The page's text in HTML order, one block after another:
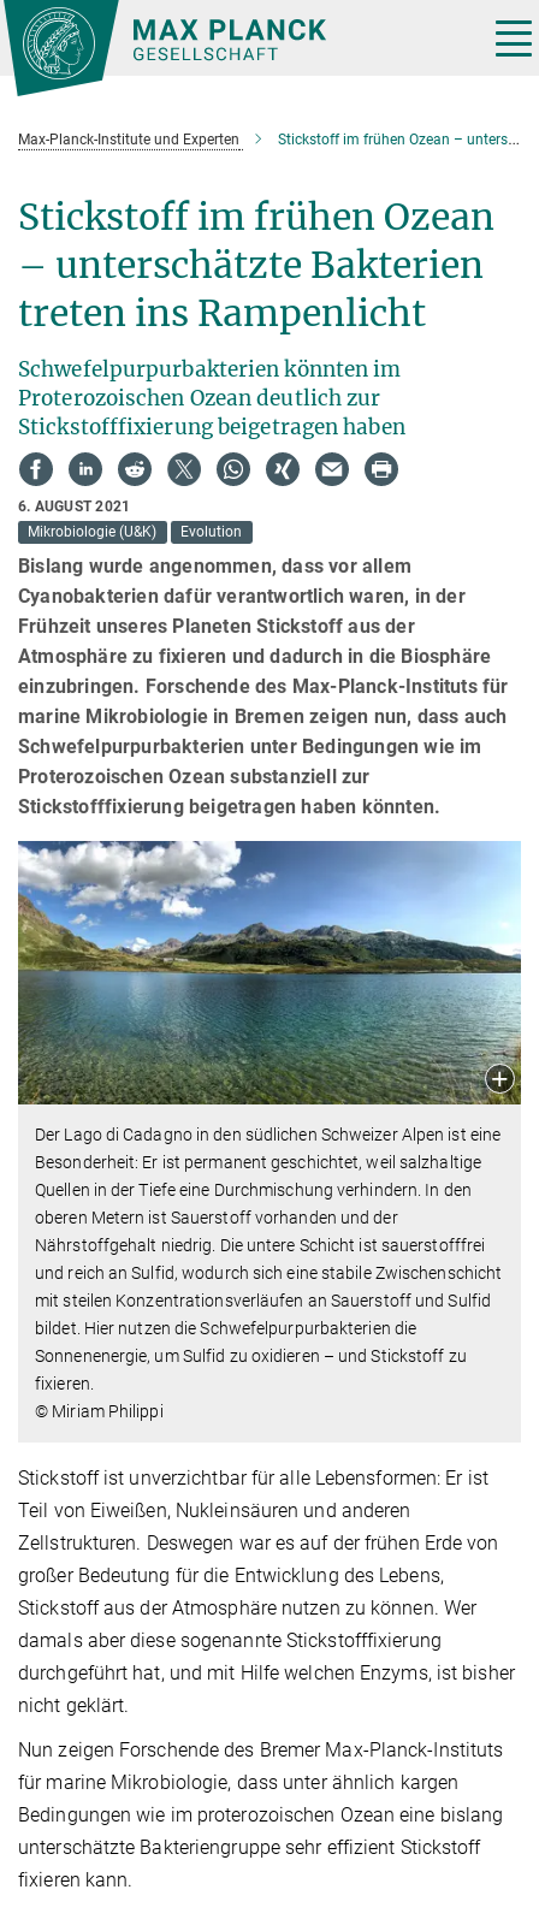
Hauptinhalt
Max-Planck-Institute und Experten Stickstoff im frühen Ozean – unterschätzte Bakterien treten ins Rampenlicht
Stickstoff im frühen Ozean
– unterschätzte Bakterien
treten ins Rampenlicht
Schwefelpurpurbakterien könnten im
Proterozoischen Ozean deutlich zur
Stickstofffixierung beigetragen haben
6. AUGUST 2021
Mikrobiologie (U&K)
Evolution
Bislang wurde angenommen, dass vor allem
Cyanobakterien dafür verantwortlich waren, in der
Frühzeit unseres Planeten Stickstoff aus der
Atmosphäre zu fixieren und dadurch in die Biosphäre
einzubringen. Forschende des Max-Planck-Instituts für
marine Mikrobiologie in Bremen zeigen nun, dass auch
Schwefelpurpurbakterien unter Bedingungen wie im
Proterozoischen Ozean substanziell zur
Stickstofffixierung beigetragen haben könnten.
Der Lago di Cadagno in den südlichen Schweizer Alpen ist eine
Besonderheit: Er ist permanent geschichtet, weil salzhaltige
Quellen in der Tiefe eine Durchmischung verhindern. In den
oberen Metern ist Sauerstoff vorhanden und der
Nährstoffgehalt niedrig. Die untere Schicht ist sauerstofffrei
und reich an Sulfid, wodurch sich eine stabile Zwischenschicht
mit steilen Konzentrationsverläufen an Sauerstoff und Sulfid
bildet. Hier nutzen die Schwefelpurpurbakterien die
Sonnenenergie, um Sulfid zu oxidieren – und Stickstoff zu
fixieren.
© Miriam Philippi
Stickstoff ist unverzichtbar für alle Le­bensformen: Er ist
Teil von Eiweißen, Nukleinsäuren und anderen
Zellstrukturen. Deswegen war es auf der frühen Erde von
großer Bedeutung für die Entwicklung des Lebens,
Stickstoff aus der Atmosphäre nutzen zu können. Wer
damals aber diese sogenannte Stickstofffixierung
durchgeführt hat, und mit Hilfe welchen Enzyms, ist bisher
nicht geklärt.
Nun zeigen Forschende des Bremer Max-Planck-Instituts
für marine Mikrobiologie, dass unter ähnlich kargen
Bedingungen wie im proterozoischen Ozean eine bislang
unterschätzte Bakteriengruppe sehr effizient Stickstoff
fixieren kann.